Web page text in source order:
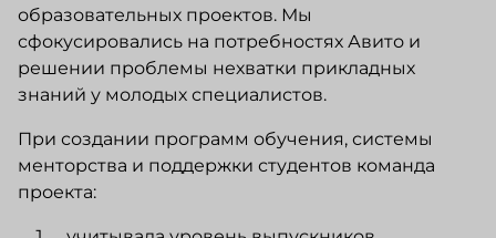
образовательных проектов. Мы
сфокусировались на потребностях Авито и
решении проблемы нехватки прикладных
знаний у молодых специалистов.
При создании программ обучения, системы
менторства и поддержки студентов команда
проекта: